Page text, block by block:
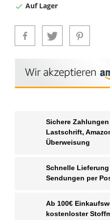
 Auf Lager
Sichere
Lastschrift,
Überweisung
Schnelle
Sendungen per
Ab 100€
kostenloster